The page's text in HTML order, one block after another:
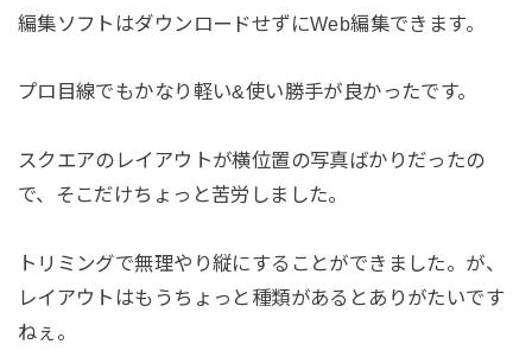
編集ソフトはダウンロードせずにWeb編集できます。
プロ目線でもかなり軽い&使い勝手が良かったです。
スクエアのレイアウトが横位置の写真ばかりだったの
で、そこだけちょっと苦労しました。
トリミングで無理やり縦にすることができました。が、
レイアウトはもうちょっと種類があるとありがたいです
ねぇ。